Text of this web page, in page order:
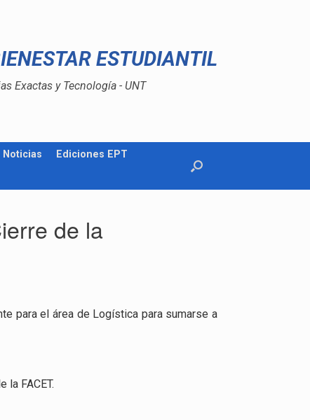
ESTUDIANTIL
Exactas y Tecnología - UNT
Noticias Ediciones EPT
de la
para el área de Logística para sumarse a
la FACET.